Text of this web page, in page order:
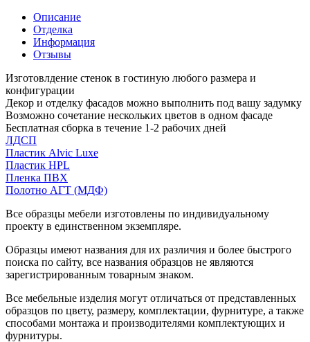
Описание
Отделка
Информация
Отзывы
Изготовлдение стенок в гостиную любого размера и
конфигурации
Декор и отделку фасадов можно выполнить под вашу задумку
Возможно сочетание нескольких цветов в одном фасаде
Бесплатная сборка в течение 1-2 рабочих дней
ЛДСП
Пластик Alvic Luxe
Пластик HPL
Пленка ПВХ
Полотно АГТ (МДФ)
Все образцы мебели изготовлены по индивидуальному
проекту в единственном экземпляре.
Образцы имеют названия для их различия и более быстрого
поиска по сайту, все названия образцов не являются
зарегистрированным товарным знаком.
Все мебельные изделия могут отличаться от представленных
образцов по цвету, размеру, комплектации, фурнитуре, а также
способами монтажа и производителями комплектующих и
фурнитуры.